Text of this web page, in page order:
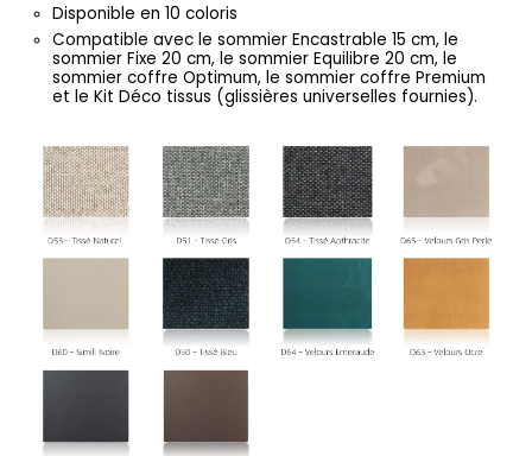
Disponible en 10 coloris
Compatible avec le sommier Encastrable 15 cm, le
sommier Fixe 20 cm, le sommier Equilibre 20 cm, le
sommier coffre Optimum, le sommier coffre Premium
et le Kit Déco tissus (glissières universelles fournies).